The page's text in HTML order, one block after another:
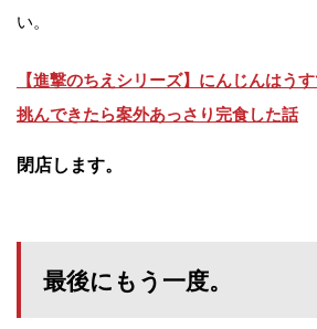
い。
【進撃のちえシリーズ】にんじんはう
挑んできたら案外あっさり完食した話
閉店します。
最後にもう一度。